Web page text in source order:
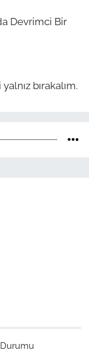
Devrimci Bir
bırakalım.